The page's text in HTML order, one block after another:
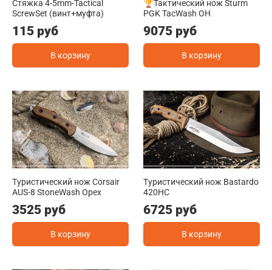
Стяжка 4-5mm-Tactical
ScrewSet (винт+муфта)
115 руб
В корзину
🏆Тактический нож Sturm
PGK TacWash OH
9075 руб
В корзину
Туристический нож Corsair
AUS-8 StoneWash Орех
3525 руб
В корзину
Туристический нож Bastardo
420HC
6725 руб
В корзину